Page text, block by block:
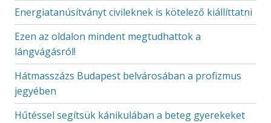
Energiatanúsítványt civileknek is kötelező kiállíttatni
Ezen az oldalon mindent megtudhattok a
lángvágásról!
Hátmasszázs Budapest belvárosában a profizmus
jegyében
Hűtéssel segítsük kánikulában a beteg gyerekeket